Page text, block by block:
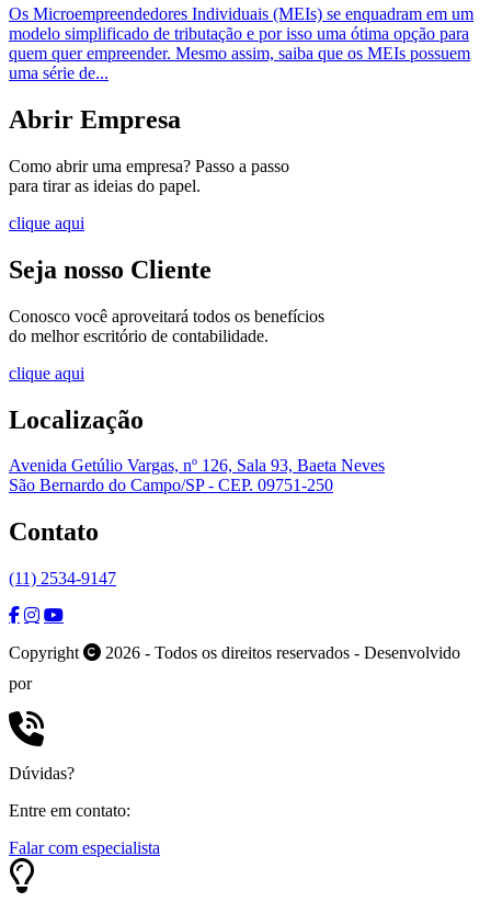
Os Microempreendedores Individuais (MEIs) se enquadram em um
modelo simplificado de tributação e por isso uma ótima opção para
quem quer empreender. Mesmo assim, saiba que os MEIs possuem
uma série de...
Abrir Empresa
Como abrir uma empresa? Passo a passo
para tirar as ideias do papel.
clique aqui
Seja nosso Cliente
Conosco você aproveitará todos os benefícios
do melhor escritório de contabilidade.
clique aqui
Localização
Avenida Getúlio Vargas, nº 126, Sala 93, Baeta Neves
São Bernardo do Campo/SP - CEP. 09751-250
Contato
(11) 2534-9147
Copyright
2026 - Todos os direitos reservados - Desenvolvido
por
Dúvidas?
Entre em contato:
Falar com especialista